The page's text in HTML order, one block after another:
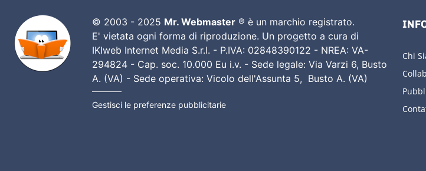
© 2003 - 2025 Mr. Webmaster® è un marchio registrato.
E' vietata ogni forma di riproduzione. Un progetto a cura di
IKIweb Internet Media S.r.l. - P.IVA: 02848390122 - NREA: VA-
294824 - Cap. soc. 10.000 Eu i.v. - Sede legale: Via Varzi 6, Busto
A. (VA) - Sede operativa: Vicolo dell'Assunta 5, Busto A. (VA)
Gestisci le preferenze pubblicitarie
Chi